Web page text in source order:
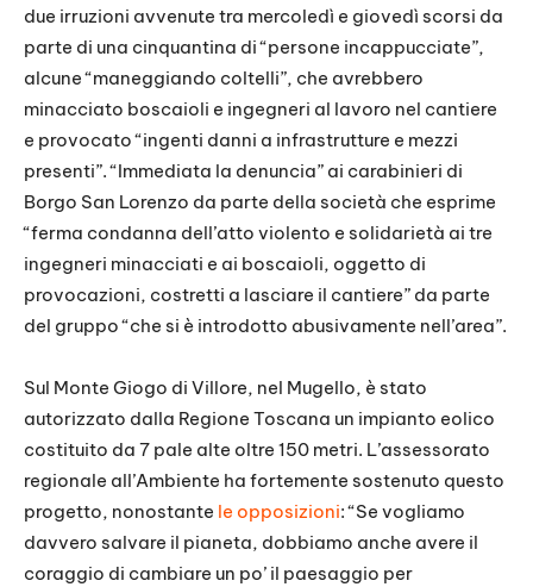
due irruzioni avvenute tra mercoledì e giovedì scorsi da
parte di una cinquantina di “persone incappucciate”,
alcune “maneggiando coltelli”, che avrebbero
minacciato boscaioli e ingegneri al lavoro nel cantiere
e provocato “ingenti danni a infrastrutture e mezzi
presenti”. “Immediata la denuncia” ai carabinieri di
Borgo San Lorenzo da parte della società che esprime
“ferma condanna dell’atto violento e solidarietà ai tre
ingegneri minacciati e ai boscaioli, oggetto di
provocazioni, costretti a lasciare il cantiere” da parte
del gruppo “che si è introdotto abusivamente nell’area”.
Sul Monte Giogo di Villore, nel Mugello, è stato
autorizzato dalla Regione Toscana un impianto eolico
costituito da 7 pale alte oltre 150 metri. L’assessorato
regionale all’Ambiente ha fortemente sostenuto questo
progetto, nonostante le opposizioni: “Se vogliamo
davvero salvare il pianeta, dobbiamo anche avere il
coraggio di cambiare un po’ il paesaggio per